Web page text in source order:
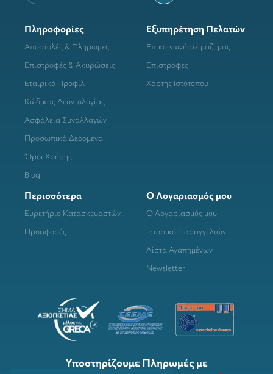
Πληροφορίες
Αποστολές & Πληρωμές
Επιστροφές & Ακυρώσεις
Εταιρικό Προφίλ
Κώδικας Δεοντολογίας
Ασφάλεια Συναλλαγών
Προσωπικά Δεδομένα
Όροι Χρήσης
Blog
Εξυπηρέτηση Πελατών
Επικοινωνήστε μαζί μας
Επιστροφές
Χάρτης Ιστότοπου
Περισσότερα
Ευρετήριο Κατασκευαστών
Προσφορές
Ο Λογαριασμός μου
Ο Λογαριασμός μου
Ιστορικό Παραγγελιών
Λίστα Αγαπημένων
Newsletter
Υποστηρίζουμε Πληρωμές με